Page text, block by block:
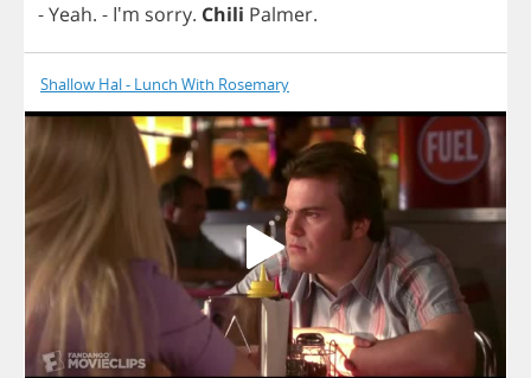
-Yeah. - I'm sorry. Chili Palmer.
Shallow Hal - Lunch With Rosemary